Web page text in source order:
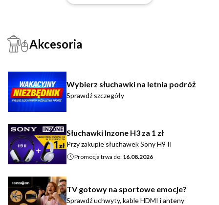
Akcesoria
Wybierz słuchawki na letnia podróż
Sprawdź szczegóły
Słuchawki Inzone H3 za 1 zł
Przy zakupie słuchawek Sony H9 II
Promocja trwa do: 16.08.2026
TV gotowy na sportowe emocje?
Sprawdź uchwyty, kable HDMI i anteny